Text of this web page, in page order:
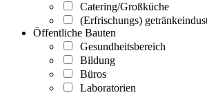
Catering/Großküche
(Erfrischungs)
Öffentliche Bauten
Gesundheitsbereich
Bildung
Büros
Laboratorien